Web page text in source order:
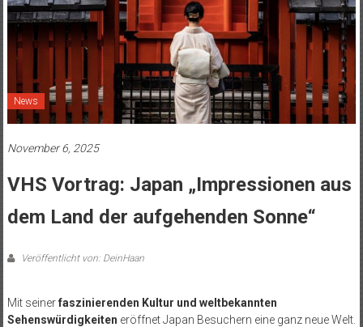
News
November 6, 2025
VHS Vortrag: Japan „Impressionen aus
dem Land der aufgehenden Sonne“
Veröffentlicht von: DeinHaan
Mit seinerfaszinierenden Kultur und weltbekannten
Sehenswürdigkeiten eröffnet Japan Besuchern eine ganz neue Welt.